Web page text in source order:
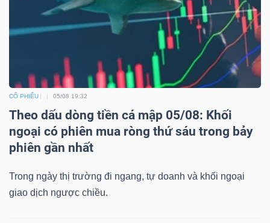
CỔ PHIẾU 05/08 19:32
Theo dấu dòng tiền cá mập 05/08: Khối
ngoại có phiên mua ròng thứ sáu trong bảy
phiên gần nhất
Trong ngày thị trường đi ngang, tự doanh và khối ngoại
giao dịch ngược chiều.